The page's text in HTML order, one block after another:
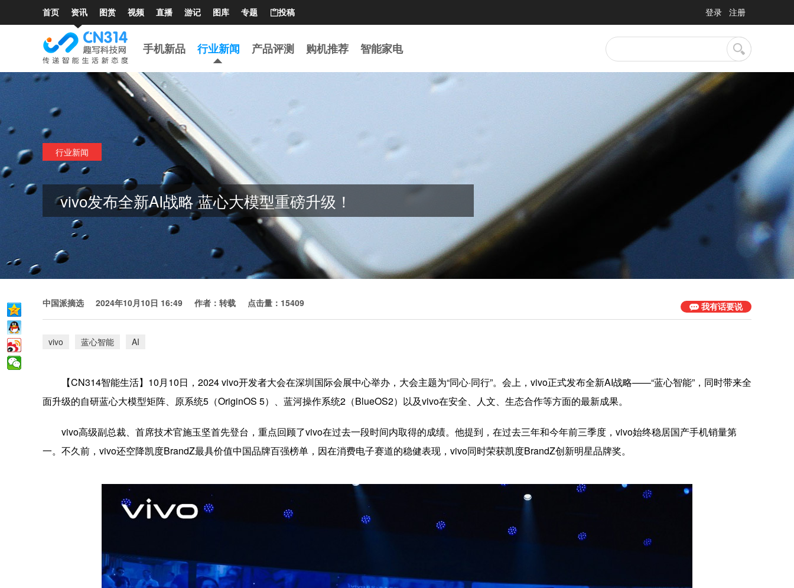
首页 资讯 图赏 视频 直播 游记 图库 专题 投稿 登录 注册
手机新品 行业新闻 产品评测 购机推荐 智能家电
行业新闻
vivo发布全新AI战略 蓝心大模型重磅升级！
中国派摘选 2024年10月10日 16:49 作者：转载 点击量：15409 我有话要说
vivo 蓝心智能 AI
【CN314智能生活】10月10日，2024 vivo开发者大会在深圳国际会展中心举办，大会主题为“同心·同行”。会上，vivo正式发布全新AI战略——“蓝心智能”，同时带来全
面升级的自研蓝心大模型矩阵、原系统5（OriginOS 5）、蓝河操作系统2（BlueOS2）以及vivo在安全、人文、生态合作等方面的最新成果。
vivo高级副总裁、首席技术官施玉坚首先登台，重点回顾了vivo在过去一段时间内取得的成绩。他提到，在过去三年和今年前三季度，vivo始终稳居国产手机销量第
一。不久前，vivo还空降凯度BrandZ最具价值中国品牌百强榜单，因在消费电子赛道的稳健表现，vivo同时荣获凯度BrandZ创新明星品牌奖。